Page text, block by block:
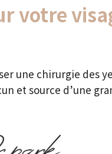
votre
une chirurgie des
et source d’une